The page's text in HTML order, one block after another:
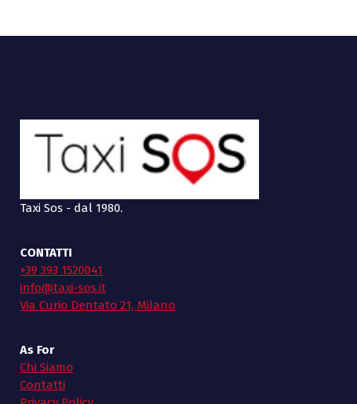
Taxi Sos - dal 1980.
CONTATTI
+39 393 1520041
info@taxi-sos.it
Via Curio Dentato 21, Milano
As For
Chi Siamo
Contatti